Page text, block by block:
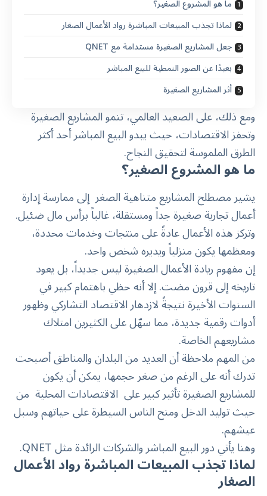
ما هو المشروع الصغير؟
لماذا تجذب المبيعات المباشرة رواد الأعمال الصغار
جعل المشاريع الصغيرة مستدامة مع QNET
بعيدًا عن الصور النمطية للبيع المباشر
أثر المشاريع الصغيرة
ومع ذلك، على الصعيد العالمي، تنمو المشاريع الصغيرة
وتحفز الاقتصادات، حيث يبدو البيع المباشر أحد أكثر
الطرق الملموسة لتحقيقالنجاح.
ما هو المشروع الصغير؟
يشير مصطلح المشاريع متناهية الصغرإلى ممارسة إدارة
أعمال تجارية صغيرة جداً ومستقلة، غالباً برأس مال ضئيل.
وتركز هذه الأعمال عادةً على منتجات وخدمات محددة،
ومعظمها يكون منزلياً ويديره شخص واحد.
إن مفهوم ريادة الأعمال الصغيرة ليس جديداً، بل يعود
تاريخه إلى قرون مضت. إلا أنه حظي باهتمام كبير في
السنوات الأخيرة نتيجةً لازدهار الاقتصاد التشاركي وظهور
أدوات رقمية جديدة، مما سهّل على الكثيرين امتلاك
مشاريعهم الخاصة.
من المهم ملاحظة أن العديد من البلدان والمناطق أصبحت
تدرك أنه على الرغم من صغر حجمها، يمكن أن يكون
للمشاريع الصغيرة تأثير كبير على الاقتصادات المحلية من
حيث توليد الدخل ومنح الناس السيطرة على حياتهم وسبل
عيشهم.
وهنا يأتي دور البيع المباشر والشركات الرائدة مثل QNET.
لماذا تجذب المبيعات المباشرة رواد الأعمال
الصغار